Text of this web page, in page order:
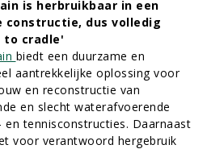
is herbruikbaar in een
constructie, dus volledig
to cradle'
biedt een duurzame en
aantrekkelijke oplossing voor
en reconstructie van
en slecht waterafvoerende
en tennisconstructies. Daarnaast
voor verantwoord hergebruik